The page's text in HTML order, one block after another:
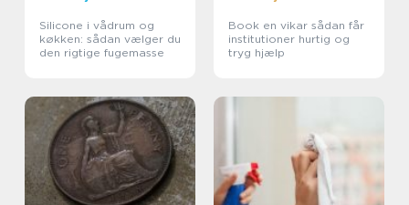
Silicone i vådrum og
køkken: sådan vælger du
den rigtige fugemasse
Book en vikar sådan får
institutioner hurtig og
tryg hjælp